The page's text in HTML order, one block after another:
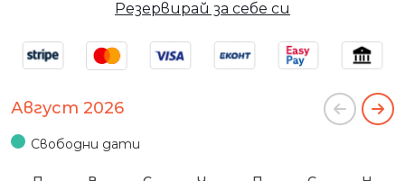
Резервирай за себе си
Август 2026
Свободни дати